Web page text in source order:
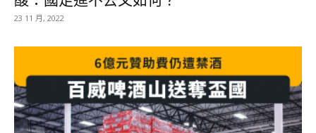
23 11 月, 2022